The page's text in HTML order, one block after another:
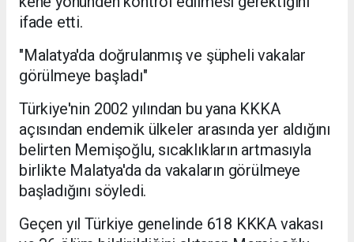
ifade etti.
"Malatya'da doğrulanmış ve şüpheli vakalar
görülmeye başladı"
Türkiye'nin 2002 yılından bu yana KKKA
açısından endemik ülkeler arasında yer aldığını
belirten Memişoğlu, sıcaklıkların artmasıyla
birlikte Malatya'da da vakaların görülmeye
başladığını söyledi.
Geçen yıl Türkiye genelinde 618 KKKA vakası